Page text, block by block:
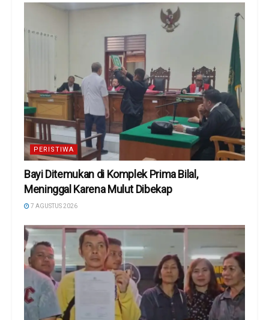
PERISTIWA
Bayi Ditemukan di Komplek Prima Bilal,
Meninggal Karena Mulut Dibekap
7 AGUSTUS 2026